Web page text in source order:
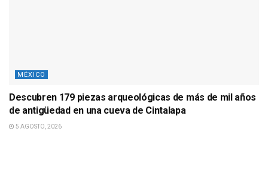
MÉXICO
Descubren 179 piezas arqueológicas de más de mil años
de antigüedad en una cueva de Cintalapa
5 AGOSTO, 2026